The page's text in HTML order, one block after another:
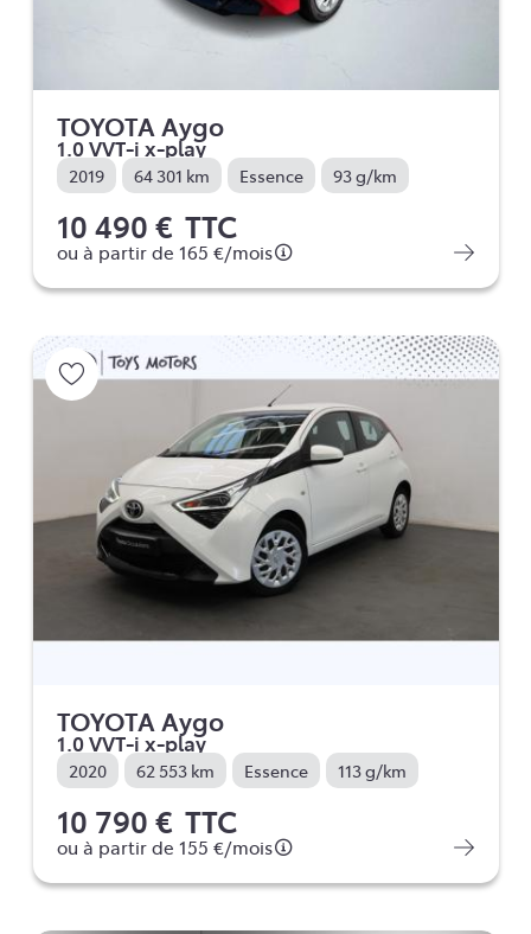
TOYOTA Aygo
1.0 VVT-i x-play
2019 64 301 km Essence 93 g/km
10 490 € TTC
ou à partir de 165 €/mois
TOYOTA Aygo
1.0 VVT-i x-play
2020 62 553 km Essence 113 g/km
10 790 € TTC
ou à partir de 155 €/mois